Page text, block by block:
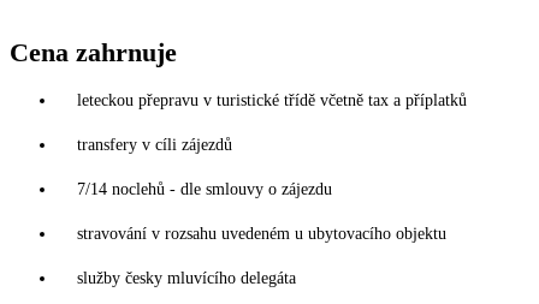
Cena zahrnuje
leteckou přepravu v turistické třídě včetně tax a příplatků
transfery v cíli zájezdů
7/14 noclehů - dle smlouvy o zájezdu
stravování v rozsahu uvedeném u ubytovacího objektu
služby česky mluvícího delegáta